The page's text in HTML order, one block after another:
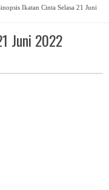
Ikatan Cinta Selasa 21 Juni
Juni 2022